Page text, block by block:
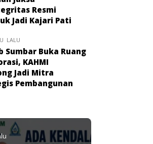
Resmi
Jadi Kajari Pati
LALU
Sumbar Buka Ruang
KAHMI
Jadi Mitra
Pembangunan